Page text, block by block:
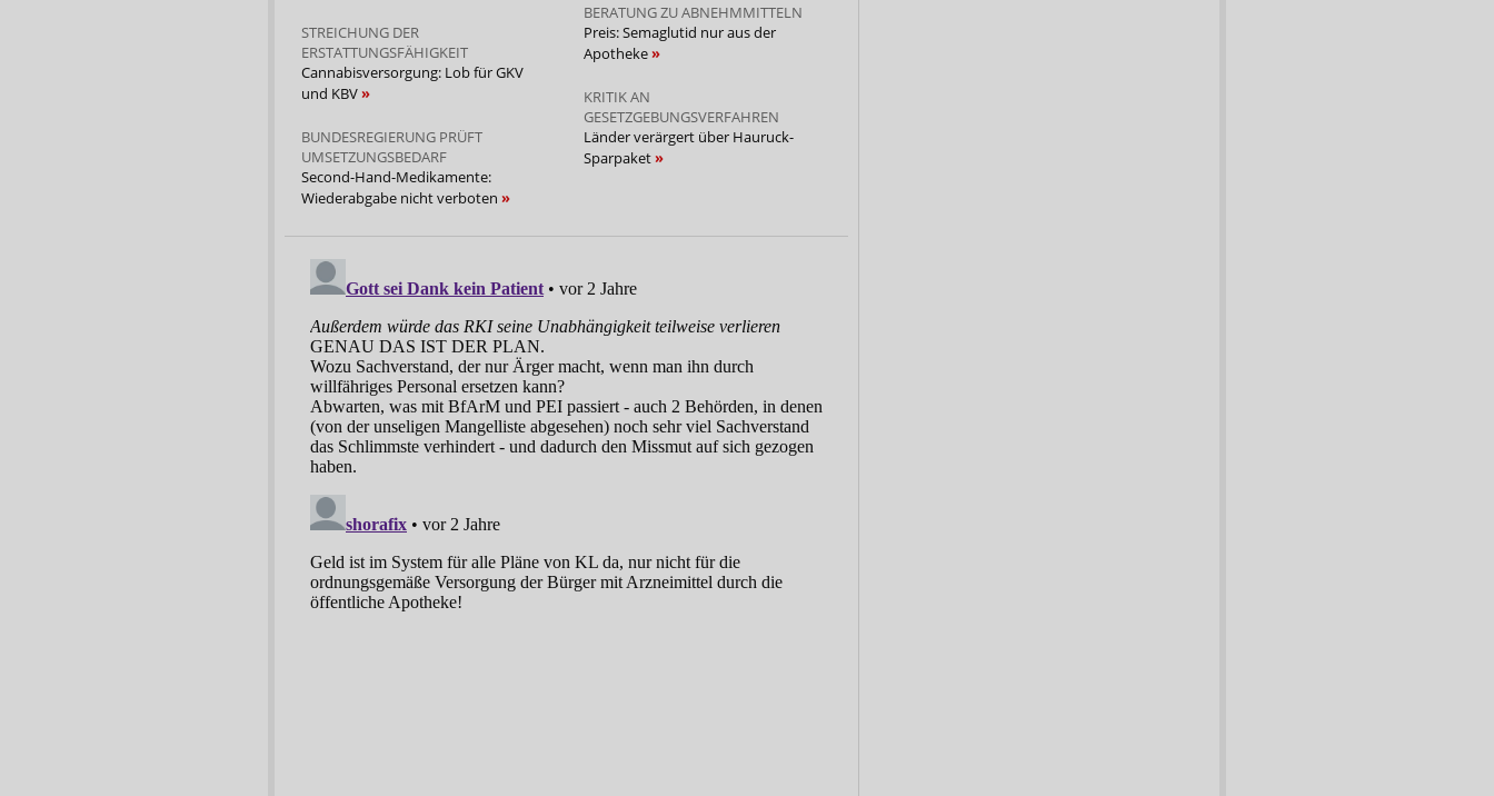
STREICHUNG DER
ERSTATTUNGSFÄHIGKEIT
Cannabisversorgung: Lob für GKV
und KBV
BUNDESREGIERUNG PRÜFT
UMSETZUNGSBEDARF
Second-Hand-Medikamente:
Wiederabgabe nicht verboten
BERATUNG ZU ABNEHMMITTELN
Preis: Semaglutid nur aus der
Apotheke
KRITIK AN
GESETZGEBUNGSVERFAHREN
Länder verärgert über Hauruck-
Sparpaket